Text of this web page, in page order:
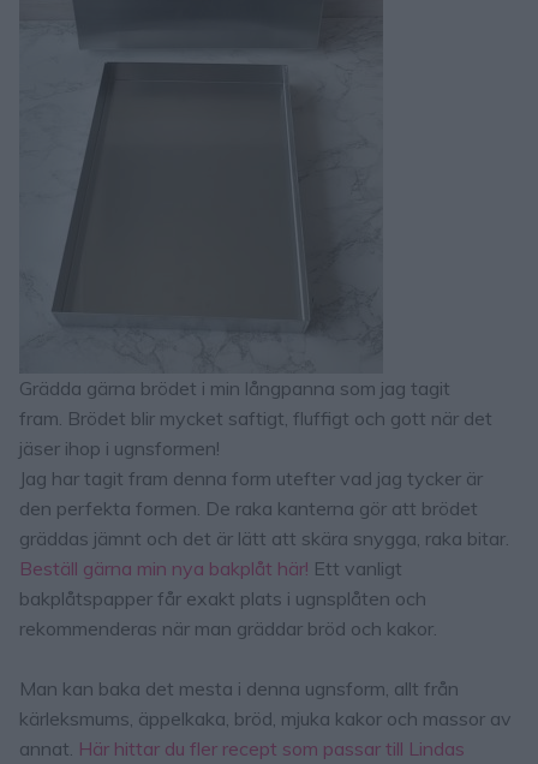
Grädda gärna brödet i min långpanna som jag tagit
fram. Brödet blir mycket saftigt, fluffigt och gott när det
jäser ihop i ugnsformen!
Jag har tagit fram denna form utefter vad jag tycker är
den perfekta formen. De raka kanterna gör att brödet
gräddas jämnt och det är lätt att skära snygga, raka bitar.
Beställ gärna min nya bakplåt här! Ett vanligt
bakplåtspapper får exakt plats i ugnsplåten och
rekommenderas när man gräddar bröd och kakor.
Man kan baka det mesta i denna ugnsform, allt från
kärleksmums, äppelkaka, bröd, mjuka kakor och massor av
annat. Här hittar du fler recept som passar till Lindas